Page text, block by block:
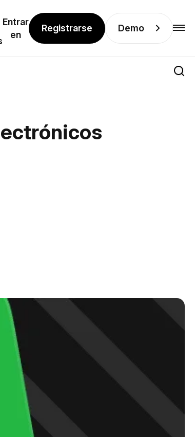
Entrar
en
Registrarse Demo